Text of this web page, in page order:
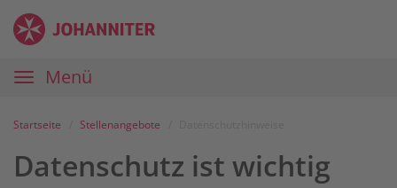
Zum
Inhalt
Anmelden
Zur
Navigation
Zur
Startseite
Karriereportal
Johanniter
Hauptnavigation
Menü
Startseite Stellenangebote
Datenschutz ist wichtig